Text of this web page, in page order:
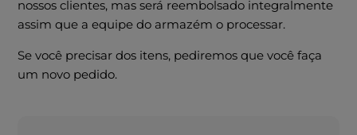
nossos clientes, mas será reembolsado integralmente
assim que a equipe do armazém o processar.
Se você precisar dos itens, pediremos que você faça
um novo pedido.